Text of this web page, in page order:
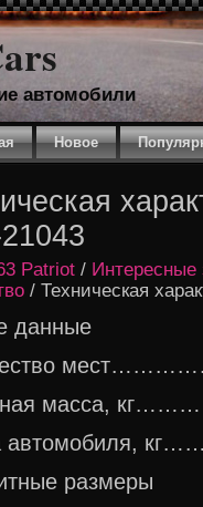
автомобили
Новое
Patriot / Интересные
/ Техническая
данные
масса,
автомобиля,
размеры